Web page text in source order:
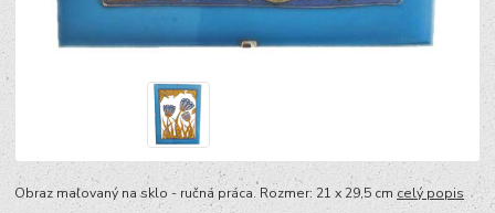
Obraz maľovaný na sklo - ručná práca. Rozmer: 21 x 29,5 cmcelý popis